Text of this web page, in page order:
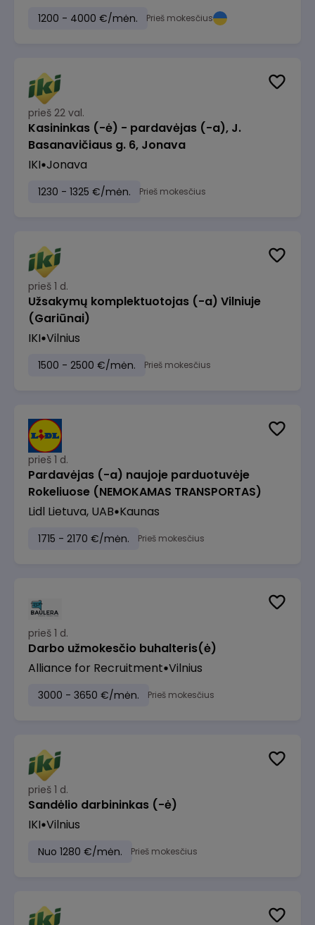
1200 - 4000 €/mėn. Prieš mokesčius
prieš 22 val.
Kasininkas (-ė) - pardavėjas (-a), J.
Basanavičiaus g. 6, Jonava
IKI Jonava
1230 - 1325 €/mėn. Prieš mokesčius
prieš 1 d.
Užsakymų komplektuotojas (-a) Vilniuje
(Gariūnai)
IKI Vilnius
1500 - 2500 €/mėn. Prieš mokesčius
prieš 1 d.
Pardavėjas (-a) naujoje parduotuvėje
Rokeliuose (NEMOKAMAS TRANSPORTAS)
Lidl Lietuva, UAB Kaunas
1715 - 2170 €/mėn. Prieš mokesčius
prieš 1 d.
Darbo užmokesčio buhalteris(ė)
Alliance for Recruitment Vilnius
3000 - 3650 €/mėn. Prieš mokesčius
prieš 1 d.
Sandėlio darbininkas (-ė)
IKI Vilnius
Nuo 1280 €/mėn. Prieš mokesčius